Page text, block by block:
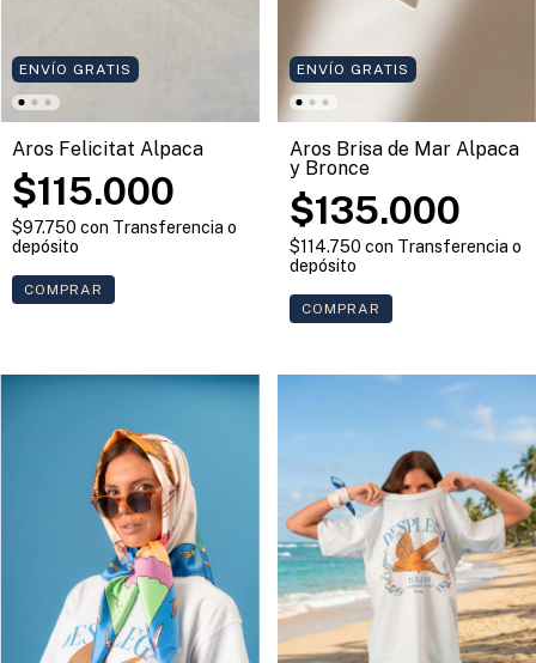
ENVÍO GRATIS
Aros Felicitat Alpaca
$115.000
$97.750 con Transferencia o
depósito
ENVÍO GRATIS
Aros Brisa de Mar Alpaca
y Bronce
$135.000
$114.750 con Transferencia o
depósito